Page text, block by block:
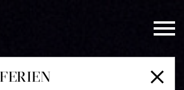
springen
springen